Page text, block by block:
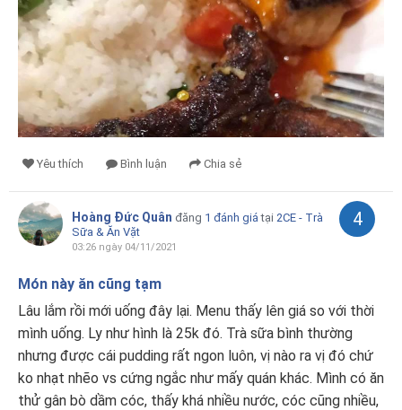
Yêu thích Bình luận Chia sẻ
Hoàng Đức Quân đăng 1 đánh giá tại 2CE - Trà
Sữa & Ăn Vặt
03:26 ngày 04/11/2021
4
Món này ăn cũng tạm
Lâu lắm rồi mới uống đây lại. Menu thấy lên giá so với thời
mình uống. Ly như hình là 25k đó. Trà sữa bình thường
nhưng được cái pudding rất ngon luôn, vị nào ra vị đó chứ
ko nhạt nhẽo vs cứng ngắc như mấy quán khác. Mình có ăn
thử gân bò dầm cóc, thấy khá nhiều nước, cóc cũng nhiều,